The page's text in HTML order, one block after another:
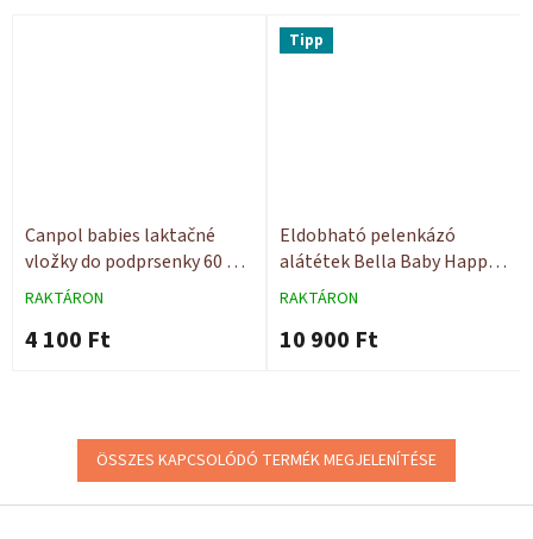
Canpol babies laktačné
vložky do podprsenky 60 ks
Superabsorbent
RAKTÁRON
4 100 Ft
Tipp
Eldobható pelenkázó
alátétek Bella Baby Happy
60x60 30 db
RAKTÁRON
10 900 Ft
ÖSSZES KAPCSOLÓDÓ TERMÉK MEGJELENÍTÉSE
L